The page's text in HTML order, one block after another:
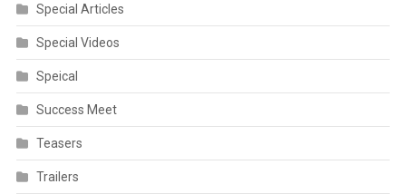
Special Articles
Special Videos
Speical
Success Meet
Teasers
Trailers